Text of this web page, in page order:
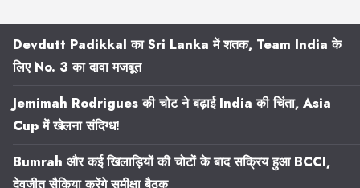
Devdutt Padikkal का Sri Lanka में शतक, Team India के
लिए No. 3 का दावा मजबूत
Jemimah Rodrigues की चोट ने बढ़ाई India की चिंता, Asia
Cup में खेलना संदिग्ध!
Bumrah और कई खिलाड़ियों की चोटों के बाद सक्रिय हुआ BCCI,
देवजीत सैकिया करेंगे समीक्षा बैठक